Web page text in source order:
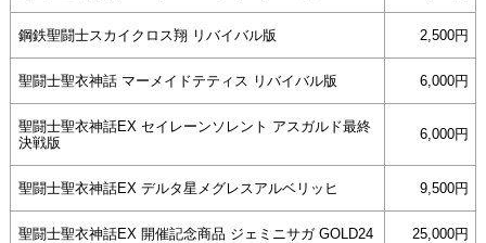
鋼鉄聖闘士スカイクロス翔 リバイバル版 2,500円
聖闘士聖衣神話 マーメイドテティス リバイバル版 6,000円
聖闘士聖衣神話EX セイレーンソレント アスガルド最終
決戦版
6,000円
聖闘士聖衣神話EX デルタ星メグレスアルベリッヒ 9,500円
聖闘士聖衣神話EX 開催記念商品 ジェミニサガ GOLD24 25,000円